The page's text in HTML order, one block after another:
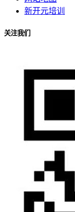
新开元培训
关注我们